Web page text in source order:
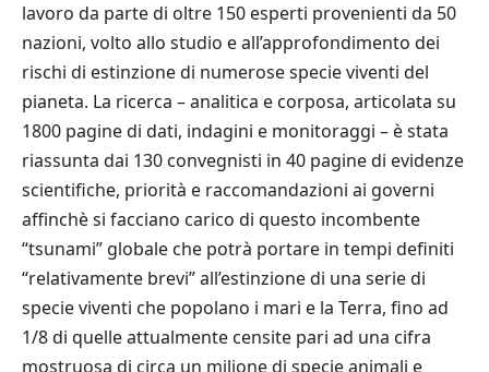
lavoro da parte di oltre 150 esperti provenienti da 50
nazioni, volto allo studio e all’approfondimento dei
rischi di estinzione di numerose specie viventi del
pianeta. La ricerca – analitica e corposa, articolata su
1800 pagine di dati, indagini e monitoraggi – è stata
riassunta dai 130 convegnisti in 40 pagine di evidenze
scientifiche, priorità e raccomandazioni ai governi
affinchè si facciano carico di questo incombente
“tsunami” globale che potrà portare in tempi definiti
“relativamente brevi” all’estinzione di una serie di
specie viventi che popolano i mari e la Terra, fino ad
1/8 di quelle attualmente censite pari ad una cifra
mostruosa di circa un milione di specie animali e